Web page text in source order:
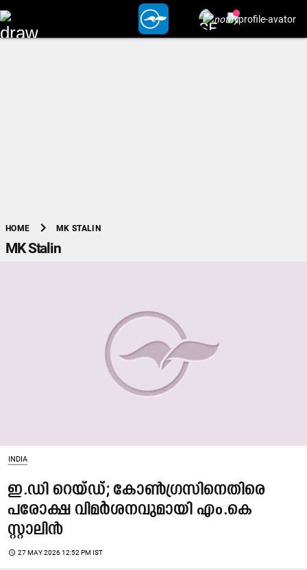
HOME chevron_right MK STALIN
MK Stalin
INDIA
ഇ.ഡി റെയ്ഡ്; കോൺഗ്രസിനെതിരെ
പരോക്ഷ വിമർശനവുമായി എം.കെ
സ്റ്റാലിൻ
access_time 27 MAY 2026 12:52 PM IST